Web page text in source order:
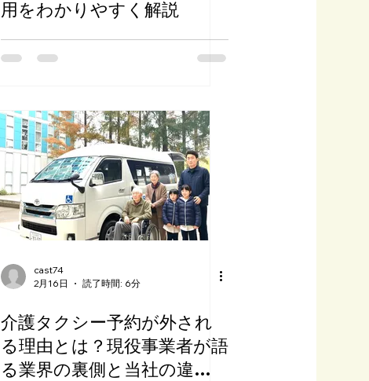
用をわかりやすく解説
cast74
2月16日
読了時間: 6分
介護タクシー予約が外され
る理由とは？現役事業者が語
る業界の裏側と当社の違い